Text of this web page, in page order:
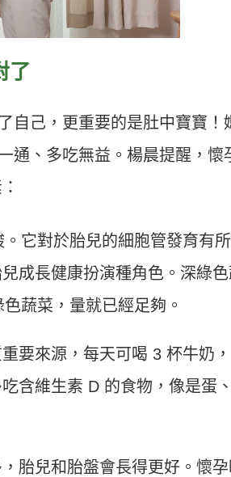
了
自己，更重要的是肚中寶寶！
通、多吃無益。楊晨提醒，懷
它對於胎兒的細胞管發育有
成長健康扮演種角色。深綠
蔬菜，量就已經足夠。
要來源，每天可喝 3 杯牛奶
含維生素 D 的食物，像是蛋
胎兒和胎盤會長得更好。懷